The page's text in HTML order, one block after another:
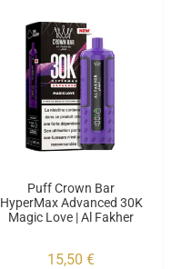
Puff Crown Bar
HyperMax Advanced 30K
Magic Love | Al Fakher
15,50 €